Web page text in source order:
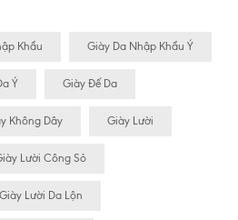
Khẩu Giày Da Nhập Khẩu Ý
Ý Giày Đế Da
Không Dây Giày Lười
Lười Công Sỏ
Giày Lười Da Lộn